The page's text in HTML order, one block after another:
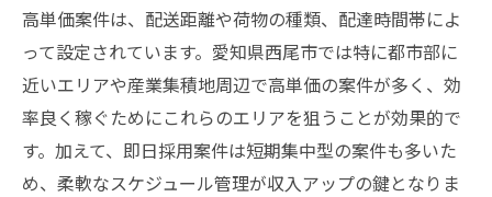
高単価案件は、配送距離や荷物の種類、配達時間帯によ
って設定されています。愛知県西尾市では特に都市部に
近いエリアや産業集積地周辺で高単価の案件が多く、効
率良く稼ぐためにこれらのエリアを狙うことが効果的で
す。加えて、即日採用案件は短期集中型の案件も多いた
め、柔軟なスケジュール管理が収入アップの鍵となりま